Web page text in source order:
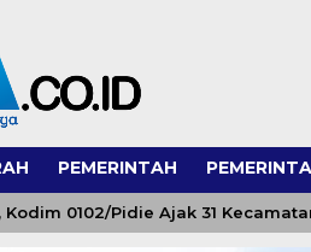
PEMERINTAH
0102/Pidie Ajak 31 Kecamatan